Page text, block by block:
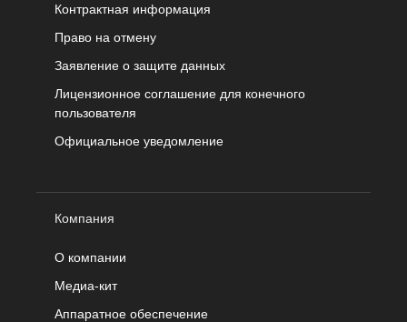
Контрактная информация
Право на отмену
Заявление о защите данных
Лицензионное соглашение для конечного
пользователя
Официальное уведомление
Компания
О компании
Медиа-кит
Аппаратное обеспечение